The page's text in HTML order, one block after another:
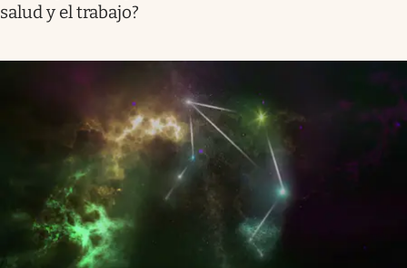
salud y el trabajo?